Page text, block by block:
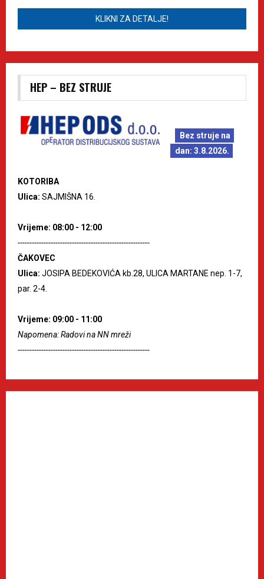
KLIKNI ZA DETALJE!
HEP – BEZ STRUJE
Bez struje na
dan: 3.8.2026.
KOTORIBA
Ulica: SAJMIŠNA 16.
Vrijeme: 08:00 - 12:00
--------------------------------------------------------
ČAKOVEC
Ulica: JOSIPA BEDEKOVIĆA kb.28, ULICA MARTANE nep. 1-7,
par. 2-4.
Vrijeme: 09:00 - 11:00
Napomena: Radovi na NN mreži
--------------------------------------------------------